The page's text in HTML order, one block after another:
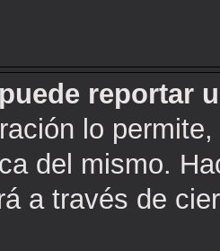
reportar
lo
del mismo.
a través de